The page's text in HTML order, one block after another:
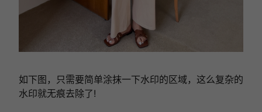
如下图，只需要简单涂抹一下水印的区域，这么复杂的
水印就无痕去除了!